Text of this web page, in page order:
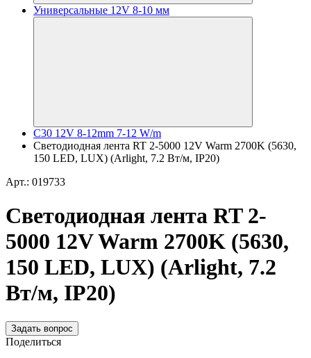
Универсальные 12V 8-10 мм
C30 12V 8-12mm 7-12 W/m
Светодиодная лента RT 2-5000 12V Warm 2700K (5630,
150 LED, LUX) (Arlight, 7.2 Вт/м, IP20)
Арт.: 019733
Светодиодная лента RT 2-
5000 12V Warm 2700K (5630,
150 LED, LUX) (Arlight, 7.2
Вт/м, IP20)
Задать вопрос
Поделиться